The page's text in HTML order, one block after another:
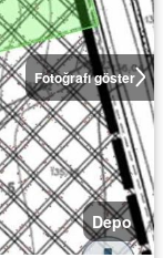
Fotoğrafı göster
Depo